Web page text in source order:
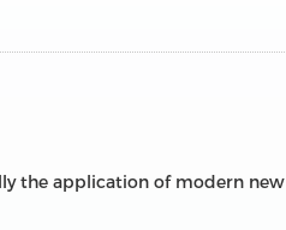
the application of modern new